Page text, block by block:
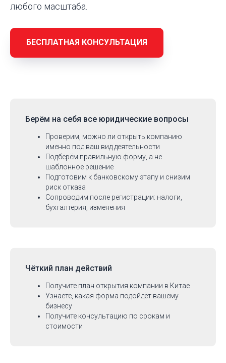
любого масштаба.
БЕСПЛАТНАЯ КОНСУЛЬТАЦИЯ
Берём на себя все юридические вопросы
Проверим, можно ли открыть компанию
именно под ваш вид деятельности
Подберём правильную форму, а не
шаблонное решение
Подготовим к банковскому этапу и снизим
риск отказа
Сопроводим после регистрации: налоги,
бухгалтерия, изменения
Чёткий план действий
Получите план открытия компании в Китае
Узнаете, какая форма подойдёт вашему
бизнесу
Получите консультацию по срокам и
стоимости